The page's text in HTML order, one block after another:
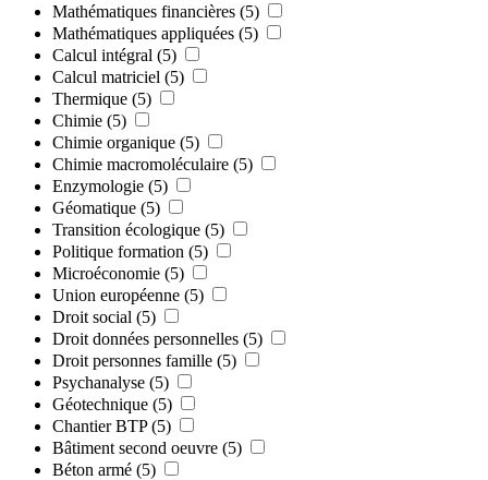
Mathématiques financières (5)
Mathématiques appliquées (5)
Calcul intégral (5)
Calcul matriciel (5)
Thermique (5)
Chimie (5)
Chimie organique (5)
Chimie macromoléculaire (5)
Enzymologie (5)
Géomatique (5)
Transition écologique (5)
Politique formation (5)
Microéconomie (5)
Union européenne (5)
Droit social (5)
Droit données personnelles (5)
Droit personnes famille (5)
Psychanalyse (5)
Géotechnique (5)
Chantier BTP (5)
Bâtiment second oeuvre (5)
Béton armé (5)